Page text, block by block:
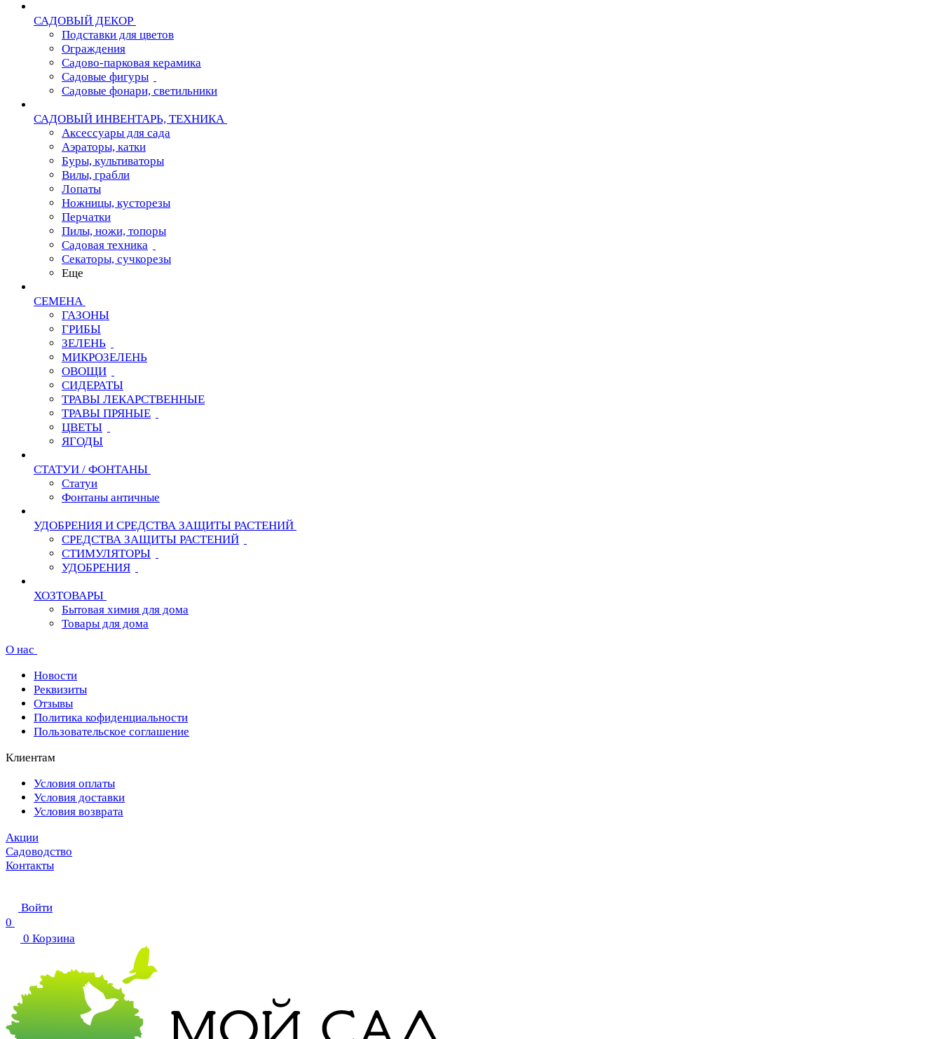
САДОВЫЙ ДЕКОР
Подставки для цветов
Ограждения
Садово-парковая керамика
Садовые фигуры
Садовые фонари, светильники
САДОВЫЙ ИНВЕНТАРЬ, ТЕХНИКА
Аксессуары для сада
Аэраторы, катки
Буры, культиваторы
Вилы, грабли
Лопаты
Ножницы, кусторезы
Перчатки
Пилы, ножи, топоры
Садовая техника
Секаторы, сучкорезы
Еще
СЕМЕНА
ГАЗОНЫ
ГРИБЫ
ЗЕЛЕНЬ
МИКРОЗЕЛЕНЬ
ОВОЩИ
СИДЕРАТЫ
ТРАВЫ ЛЕКАРСТВЕННЫЕ
ТРАВЫ ПРЯНЫЕ
ЦВЕТЫ
ЯГОДЫ
СТАТУИ / ФОНТАНЫ
Статуи
Фонтаны античные
УДОБРЕНИЯ И СРЕДСТВА ЗАЩИТЫ РАСТЕНИЙ
СРЕДСТВА ЗАЩИТЫ РАСТЕНИЙ
СТИМУЛЯТОРЫ
УДОБРЕНИЯ
ХОЗТОВАРЫ
Бытовая химия для дома
Товары для дома
О нас
Новости
Реквизиты
Отзывы
Политика кофиденциальности
Пользовательское соглашение
Клиентам
Условия оплаты
Условия доставки
Условия возврата
Акции
Садоводство
Контакты
Войти
0
0 Корзина